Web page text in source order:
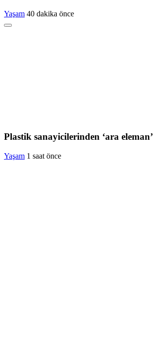
Yaşam 40 dakika önce
Plastik sanayicilerinden ‘ara eleman’
Yaşam 1 saat önce